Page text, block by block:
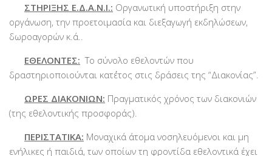
ΣΤΗΡΙΞΗΣ Ε.Δ.Α.Ν.Ι.: Οργανωτική υποστήριξη στην
οργάνωση, την προετοιμασία και διεξαγωγή εκδηλώσεων,
δωροαγορών κ.ά..
ΕΘΕΛΟΝΤΕΣ: Το σύνολο εθελοντών που
δραστηριοποιούνται κατ΄έτος στις δράσεις της “Διακονίας”.
ΩΡΕΣ ΔΙΑΚΟΝΙΩΝ: Πραγματικός χρόνος των διακονιών
(της εθελοντικής προσφοράς).
ΠΕΡΙΣΤΑΤΙΚΑ: Μοναχικά άτομα νοσηλευόμενοι και μη
ενήλικες ή παιδιά, των οποίων τη φροντίδα εθελοντικά έχει